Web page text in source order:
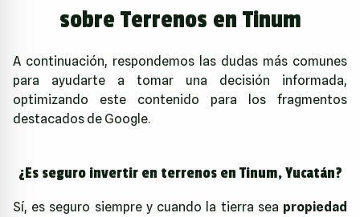
sobre Terrenos en Tinum
A continuación, respondemos las dudas más comunes
para ayudarte a tomar una decisión informada,
optimizando este contenido para los fragmentos
destacados de Google.
¿Es seguro invertir en terrenos en Tinum, Yucatán?
Sí, es seguro siempre y cuando la tierra sea propiedad